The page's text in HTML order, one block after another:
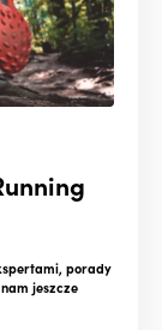
porady
jeszcze